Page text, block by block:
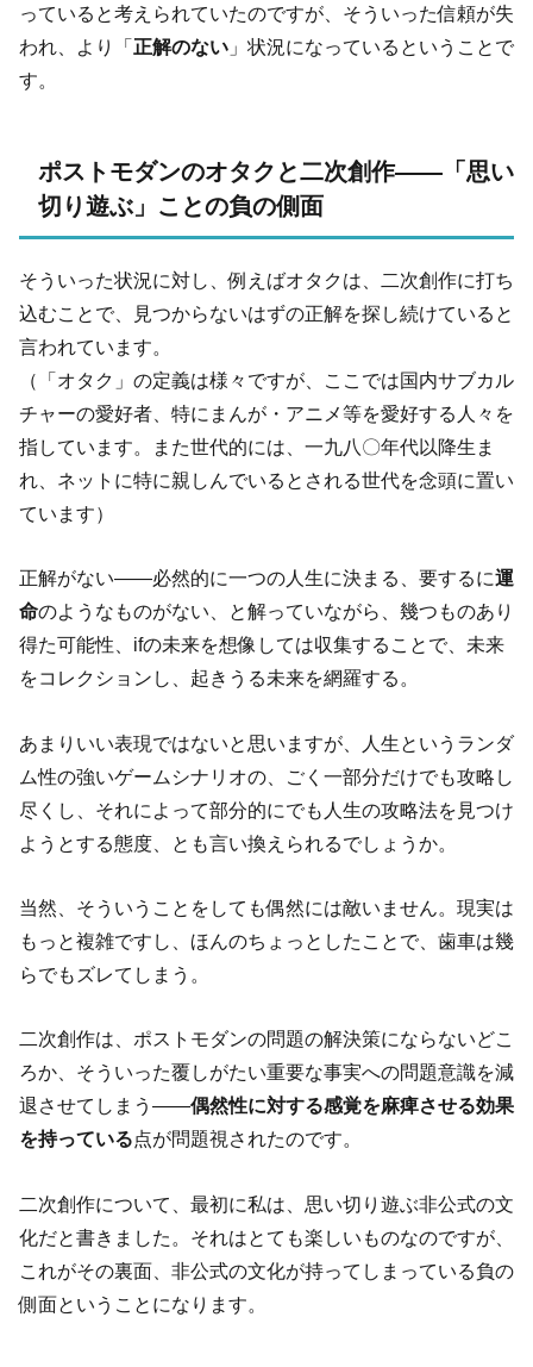
っていると考えられていたのですが、そういった信頼が失
われ、より「正解のない 」状況になっているということで
す。
ポストモダンのオタクと二次創作――「思い
切り遊ぶ」ことの負の側面
そういった状況に対し、例えばオタクは、二次創作に打ち
込むことで、見つからないはずの正解を探し続けていると
言われています。
（「オタク」の定義は様々ですが、ここでは国内サブカル
チャーの愛好者、特にまんが・アニメ等を愛好する人々を
指しています。また世代的には、一九八〇年代以降生ま
れ、ネットに特に親しんでいるとされる世代を念頭に置い
ています）
正解がない――必然的に一つの人生に決まる、要するに運
命のようなものがない、と解っていながら、幾つものあり
得た可能性、ifの未来を想像しては収集することで、未来
をコレクションし、起きうる未来を網羅する。
あまりいい表現ではないと思いますが、人生というランダ
ム性の強いゲームシナリオの、ごく一部分だけでも攻略し
尽くし、それによって部分的にでも人生の攻略法を見つけ
ようとする態度、とも言い換えられるでしょうか。
当然、そういうことをしても偶然には敵いません。現実は
もっと複雑ですし、ほんのちょっとしたことで、歯車は幾
らでもズレてしまう。
二次創作は、ポストモダンの問題の解決策にならないどこ
ろか、そういった覆しがたい重要な事実への問題意識を減
退させてしまう――偶然性に対する感覚を麻痺させる効果
を持っている点が問題視されたのです。
二次創作について、最初に私は、思い切り遊ぶ非公式の文
化だと書きました。それはとても楽しいものなのですが、
これがその裏面、非公式の文化が持ってしまっている負の
側面ということになります。